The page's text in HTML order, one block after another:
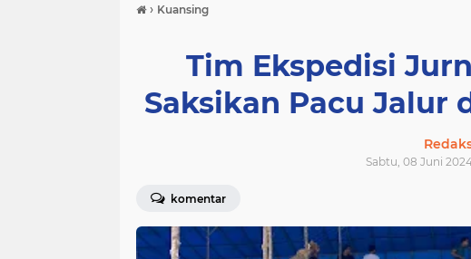
› Kuansing
Tim Ekspedisi
Saksikan Pacu Jalur
Sabtu, 08 Juni
komentar